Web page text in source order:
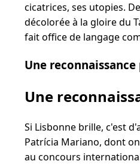
cicatrices, ses utopies.
décolorée à la gloire du
fait office de langage
Une
Une
Si Lisbonne brille, c'est
Patrícia Mariano, dont
au concours